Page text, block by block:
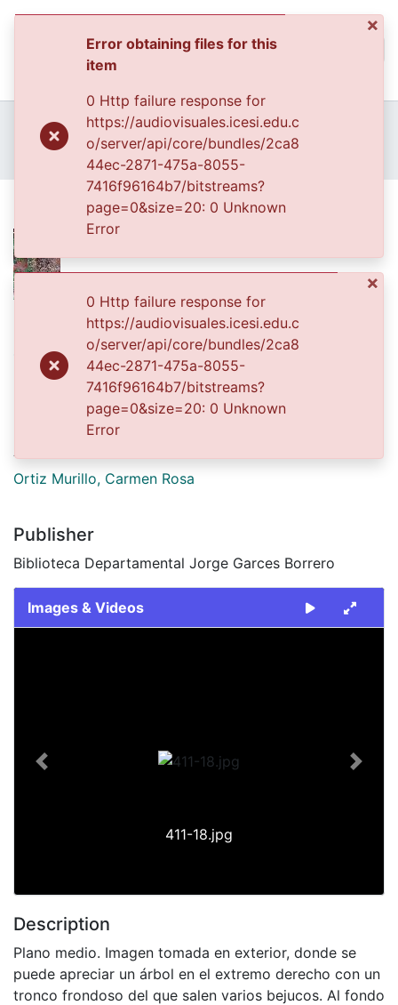
All of DSpace
Statistics
Home
Archivo del Patrimonio Fotográfico y Fílmico del Valle del Cauca
Fondo Cali Ciudad Visible
FCCV - Naturaleza - Patrimonial
Plano medio
Plano medio
411-18.jpg (100.47 KB)
Date
2005-06-24
Authors
Ortiz Murillo, Carmen Rosa
Publisher
Biblioteca Departamental Jorge Garces Borrero
Images & Videos
411-18.jpg
Previous Next
Description
Plano medio. Imagen tomada en exterior, donde se
puede apreciar un árbol en el extremo derecho con un
tronco frondoso del que salen varios bejucos. Al fondo
×
Error obtaining files for this
item
0 Http failure response for
https://audiovisuales.icesi.edu.c
o/server/api/core/bundles/2ca8
44ec-2871-475a-8055-
7416f96164b7/bitstreams?
page=0&size=20: 0 Unknown
Error
×
0 Http failure response for
https://audiovisuales.icesi.edu.c
o/server/api/core/bundles/2ca8
44ec-2871-475a-8055-
7416f96164b7/bitstreams?
page=0&size=20: 0 Unknown
Error